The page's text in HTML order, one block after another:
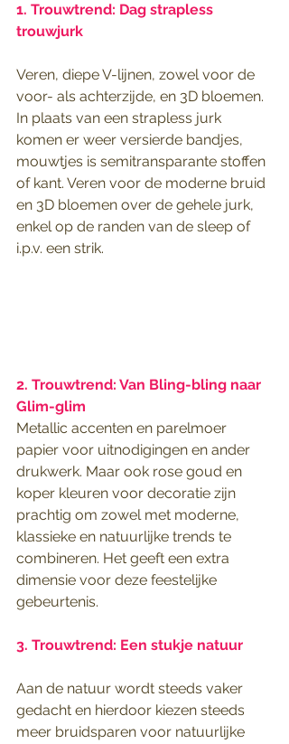
1. Trouwtrend: Dag strapless
trouwjurk
Veren, diepe V-lijnen, zowel voor de
voor- als achterzijde, en 3D bloemen.
In plaats van een strapless jurk
komen er weer versierde bandjes,
mouwtjes is semitransparante stoffen
of kant. Veren voor de moderne bruid
en 3D bloemen over de gehele jurk,
enkel op de randen van de sleep of
i.p.v. een strik.
2. Trouwtrend: Van Bling-bling naar
Glim-glim
Metallic accenten en parelmoer
papier voor uitnodigingen en ander
drukwerk. Maar ook rose goud en
koper kleuren voor decoratie zijn
prachtig om zowel met moderne,
klassieke en natuurlijke trends te
combineren. Het geeft een extra
dimensie voor deze feestelijke
gebeurtenis.
3. Trouwtrend: Een stukje natuur
Aan de natuur wordt steeds vaker
gedacht en hierdoor kiezen steeds
meer bruidsparen voor natuurlijke